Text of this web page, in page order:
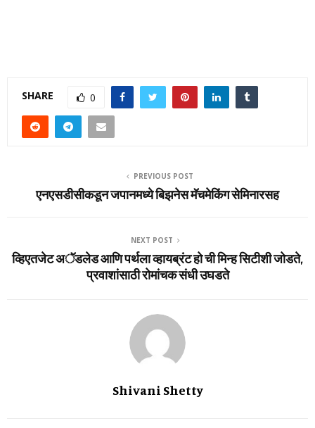
SHARE 0
PREVIOUS POST
एनएसडीसीकडून जपानमध्ये बिझनेस मॅचमेकिंग सेमिनारसह
NEXT POST
व्हिएतजेट अॅडलेड आणि पर्थला व्हायब्रंट हो ची मिन्ह सिटीशी जोडते,
प्रवाशांसाठी रोमांचक संधी उघडते
Shivani Shetty